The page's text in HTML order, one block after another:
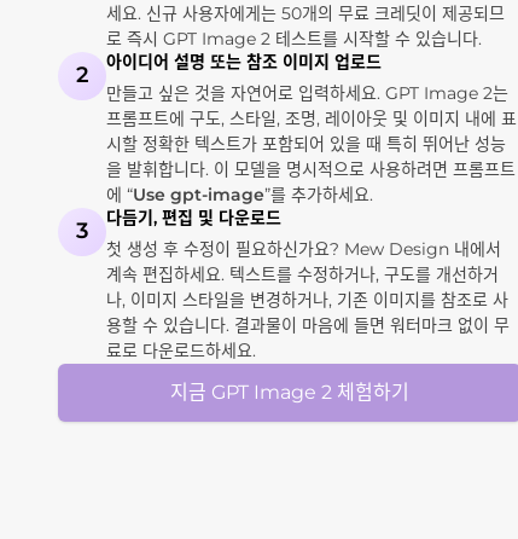
세요. 신규 사용자에게는 50개의 무료 크레딧이 제공되므
로 즉시 GPT Image 2 테스트를 시작할 수 있습니다.
2
아이디어 설명 또는 참조 이미지 업로드
만들고 싶은 것을 자연어로 입력하세요. GPT Image 2는
프롬프트에 구도, 스타일, 조명, 레이아웃 및 이미지 내에 표
시할 정확한 텍스트가 포함되어 있을 때 특히 뛰어난 성능
을 발휘합니다. 이 모델을 명시적으로 사용하려면 프롬프트
에 “Use gpt-image”를 추가하세요.
3
다듬기, 편집 및 다운로드
첫 생성 후 수정이 필요하신가요? Mew Design 내에서
계속 편집하세요. 텍스트를 수정하거나, 구도를 개선하거
나, 이미지 스타일을 변경하거나, 기존 이미지를 참조로 사
용할 수 있습니다. 결과물이 마음에 들면 워터마크 없이 무
료로 다운로드하세요.
지금 GPT Image 2 체험하기